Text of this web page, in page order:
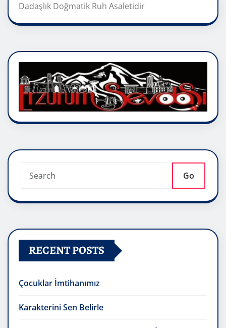
Dadaşlık Doğmatik Ruh Asaletidir
Go
RECENT POSTS
Çocuklar İmtihanımız
Karakterini Sen Belirle